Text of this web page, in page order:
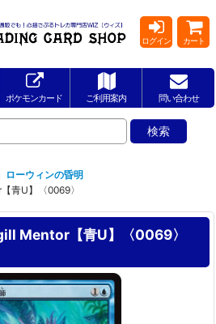
ログイン カート
ポケモンカード ご利用案内 問い合わせ
ローウィンの昏明
青U】〈0069〉
Mentor【青U】〈0069〉